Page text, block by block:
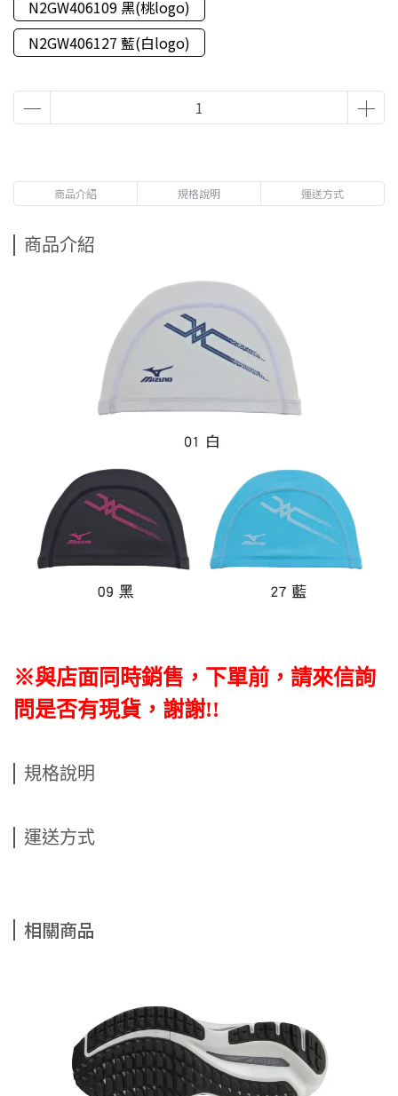
N2GW406109 黑(桃logo)
N2GW406127 藍(白logo)
商品介紹 規格說明 運送方式
商品介紹
※與店面同時銷售，下單前，請來信詢
問是否有現貨，謝謝!!
規格說明
運送方式
相關商品